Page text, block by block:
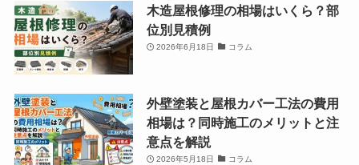
木造屋根修理の相場はいくら？部
位別見積例
2026年6月18日 コラム
外壁塗装と屋根カバー工法の費用
相場は？同時施工のメリットと注
意点を解説
2026年5月18日 コラム